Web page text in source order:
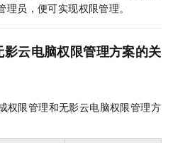
员，便可实现权限管理。
影云电脑权限管理方案的关
权限管理和无影云电脑权限管理方